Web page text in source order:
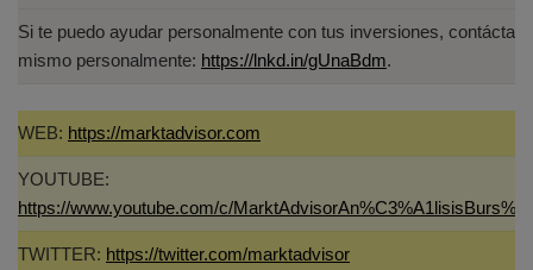
Si te puedo ayudar personalmente con tus inversiones,
mismo personalmente: https://lnkd.in/gUnaBdm.
WEB: https://marktadvisor.com
YOUTUBE:
https://www.youtube.com/c/
TWITTER: https://twitter.com/marktadvisor